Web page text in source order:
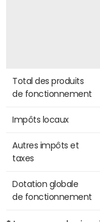
Total des produits
de fonctionnement
Impôts locaux
Autres impôts et
taxes
Dotation globale
de fonctionnement